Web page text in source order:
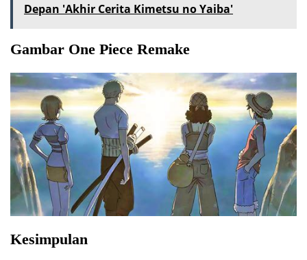
Depan 'Akhir Cerita Kimetsu no Yaiba'
Gambar One Piece Remake
Kesimpulan